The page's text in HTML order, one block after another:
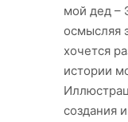
Плотина
ПЛОТИНА
мой дед –
осмысляя
хочется
истории
создания